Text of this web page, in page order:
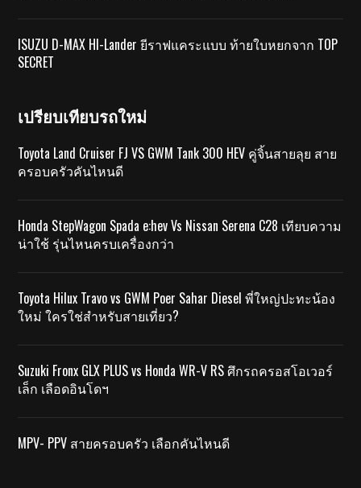
ISUZU D-MAX HI-Lander ยีราฟแคระแบบ ท้ายใบหยกจาก TOP
SECRET
เปรียบเทียบรถใหม่
Toyota Land Cruiser FJ VS GWM Tank 300 HEV คู่จิ้นสายลุย สาย
ครอบครัวคันไหนดี
Honda StepWagon Spada e:hev Vs Nissan Serena C28 เทียบความ
น่าใช้ รุ่นไหนครบเครื่องกว่า
Toyota Hilux Travo vs GWM Poer Sahar Diesel พี่ใหญ่ปะทะน้อง
ใหม่ ใครใช่สำหรับสายเที่ยว?
Suzuki Fronx GLX PLUS vs Honda WR-V RS ศึกรถครอสโอเวอร์
เล็ก เลือดอินโดฯ
MPV- PPV สายครอบครัว เลือกคันไหนดี